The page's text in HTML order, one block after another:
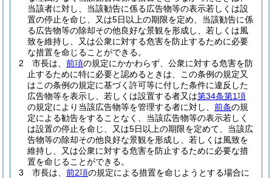
当該者に対し、当該勧告に係る広告物等の表示若しくは設
置の停止を命じ、又は5日以上の期限を定め、当該勧告に係
る広告物等の除却その他良好な景観を形成し、若しくは風
致を維持し、又は公衆に対する危害を防止するために必要
な措置を命じることができる。
2
市長は、 前項の規定にかかわらず、公衆に対する危害を防
止するために特に必要と認めるときは、この条例の規定又
はこの条例の規定に基づく許可等に付した条件に違反した
広告物等を表示し、若しくは設置する者又は第34条第1項
の規定により当該広告物等を管理する者に対し、 前条の規
定による勧告をすることなく、当該広告物等の表示若しく
は設置の停止を命じ、又は5日以上の期限を定めて、当該広
告物等の除却その他良好な景観を形成し、若しくは風致を
維持し、又は公衆に対する危害を防止するために必要な措
置を命じることができる。
3
市長は、 前2項の規定による措置を命じようとする場合に